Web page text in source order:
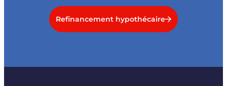
Refinancement hypothécaire